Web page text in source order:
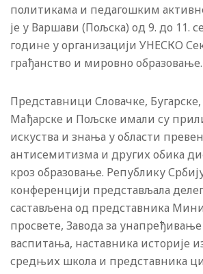
политикама и педагошким
је у Варшави (Пољска) од 9. до 11.
године у организацији УНЕСКО
грађанство и мировно образовање.
Представници Словачке, Бугарске,
Мађарске и Пољске имали су
искуства и знања у области
антисемитизма и других обика
кроз образовање. Републику
конференцији представљала
састављена од представника
просвете, Завода за
васпитања, наставника историје
средњих школа и представника